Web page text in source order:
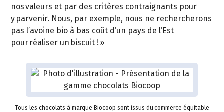
nos valeurs et par des critères contraignants pour
y parvenir. Nous, par exemple, nous ne rechercherons
pas l’avoine bio à bas coût d’un pays de l’Est
pour réaliser un biscuit ! »
Tous les chocolats à marque Biocoop sont issus du commerce équitable